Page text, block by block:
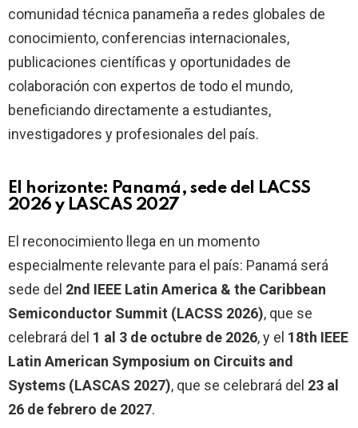
comunidad técnica panameña a redes globales de
conocimiento, conferencias internacionales,
publicaciones científicas y oportunidades de
colaboración con expertos de todo el mundo,
beneficiando directamente a estudiantes,
investigadores y profesionales del país.
El horizonte: Panamá, sede del LACSS
2026 y LASCAS 2027
El reconocimiento llega en un momento
especialmente relevante para el país: Panamá será
sede del 2nd IEEE Latin America & the Caribbean
Semiconductor Summit (LACSS 2026), que se
celebrará del 1 al 3 de octubre de 2026, y el 18th IEEE
Latin American Symposium on Circuits and
Systems (LASCAS 2027), que se celebrará del 23 al
26 de febrero de 2027.